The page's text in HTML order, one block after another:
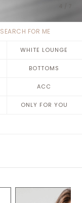
SEARCH FOR ME
WHITE LOUNGE
BOTTOMS
ACC
ONLY FOR YOU